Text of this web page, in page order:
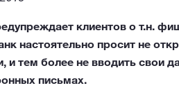
клиентов о т.н.
настоятельно просит не
и тем более не вводить свои
письмах.